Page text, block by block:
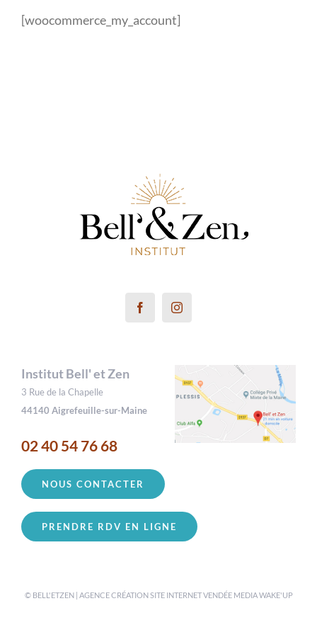
[woocommerce_my_account]
Institut Bell' et Zen
3 Rue de la Chapelle
44140 Aigrefeuille-sur-Maine
02 40 54 76 68
NOUS CONTACTER
PRENDRE RDV EN LIGNE
© BELL'ETZEN | AGENCE CRÉATION SITE INTERNET VENDÉE MEDIA WAKE'UP